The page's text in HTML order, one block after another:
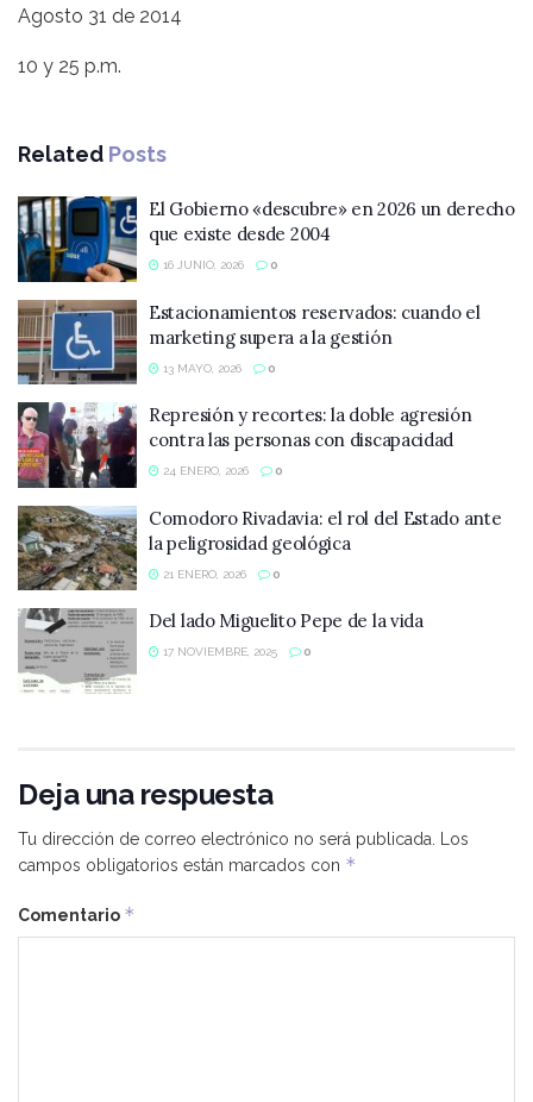
Agosto 31 de 2014
10 y 25 p.m.
Related Posts
El Gobierno «descubre» en 2026 un derecho
que existe desde 2004
16 JUNIO, 2026 0
Estacionamientos reservados: cuando el
marketing supera a la gestión
13 MAYO, 2026 0
Represión y recortes: la doble agresión
contra las personas con discapacidad
24 ENERO, 2026 0
Comodoro Rivadavia: el rol del Estado ante
la peligrosidad geológica
21 ENERO, 2026 0
Del lado Miguelito Pepe de la vida
17 NOVIEMBRE, 2025 0
Deja una respuesta
Tu dirección de correo electrónico no será publicada. Los
campos obligatorios están marcados con *
Comentario *